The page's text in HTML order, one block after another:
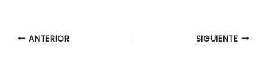
ANTERIOR SIGUIENTE